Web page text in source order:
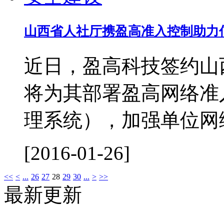
山西省人社厅携盈高准入控制助力
近日，盈高科技签约
将为其部署盈高网络
理系统），加强单位
[2016-01-26]
<< < ... 26 27 28 29 30 ... > >>
最新更新